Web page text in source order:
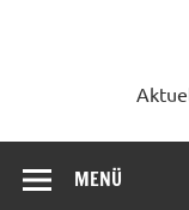
MENÜ